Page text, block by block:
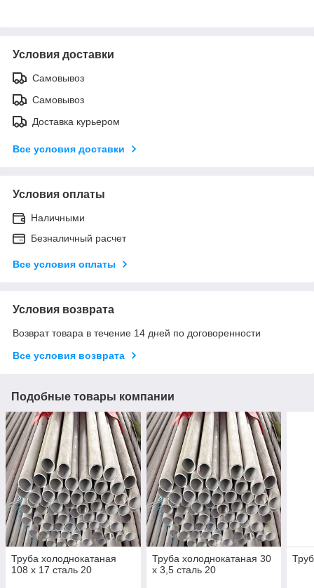
Условия доставки
Самовывоз
Самовывоз
Доставка курьером
Все условия доставки
Условия оплаты
Наличными
Безналичный расчет
Все условия оплаты
Условия возврата
Возврат товара в течение 14 дней по договоренности
Все условия возврата
Подобные товары компании
Труба холоднокатаная
108 х 17 сталь 20
Труба холоднокатаная 30
х 3,5 сталь 20